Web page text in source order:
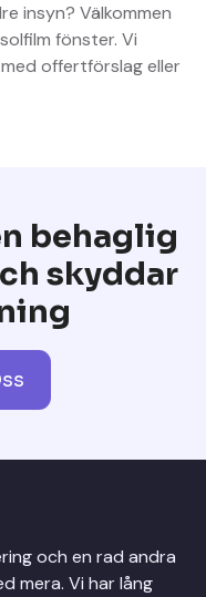
insyn? Välkommen
fönster. Vi
offertförslag eller
behaglig
skyddar
och en rad andra
mera. Vi har lång